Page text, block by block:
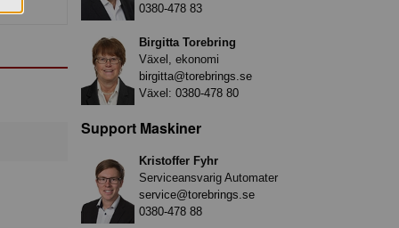
0380-478 83
Birgitta Torebring
Växel, ekonomi
birgitta@torebrings.se
Växel: 0380-478 80
Support Maskiner
Kristoffer Fyhr
Serviceansvarig Automater
service@torebrings.se
0380-478 88